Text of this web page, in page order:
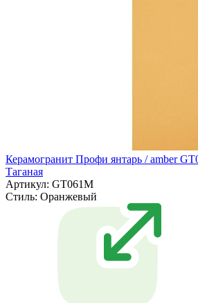
Керамогранит Профи янтарь / amber
Таганая
Артикул: GT061M
Стиль: Оранжевый